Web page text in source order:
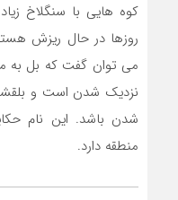
کوه هایی با سنگلاخ
روزها در حال ریزش
می توان گفت که بل به
نزدیک شدن است و
شدن باشد. این نام
منطقه دارد.